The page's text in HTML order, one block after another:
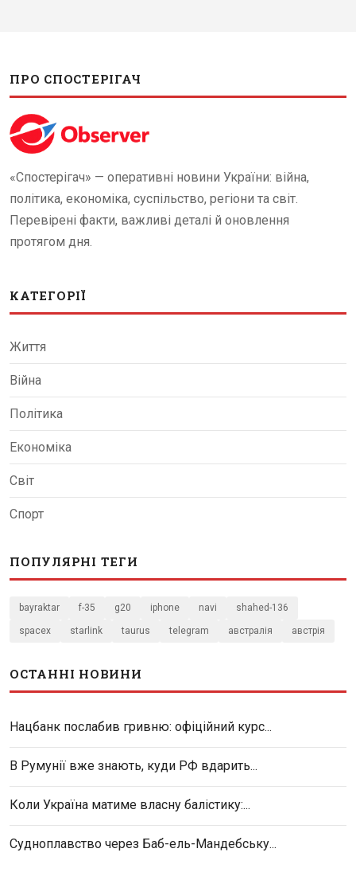
ПРО СПОСТЕРІГАЧ
«Спостерігач» — оперативні новини України: війна,
політика, економіка, суспільство, регіони та світ.
Перевірені факти, важливі деталі й оновлення
протягом дня.
КАТЕГОРІЇ
Життя
Війна
Політика
Економіка
Світ
Спорт
ПОПУЛЯРНІ ТЕГИ
bayraktar f-35 g20 iphone navi shahed-136
spacex starlink taurus telegram австралія австрія
ОСТАННІ НОВИНИ
Нацбанк послабив гривню: офіційний курс...
В Румунії вже знають, куди РФ вдарить...
Коли Україна матиме власну балістику:...
Судноплавство через Баб-ель-Мандебську...